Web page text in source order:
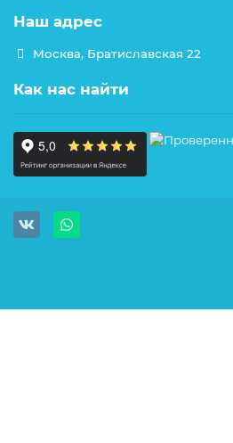
Наш адрес
Москва, Братиславская 22
Как нас найти